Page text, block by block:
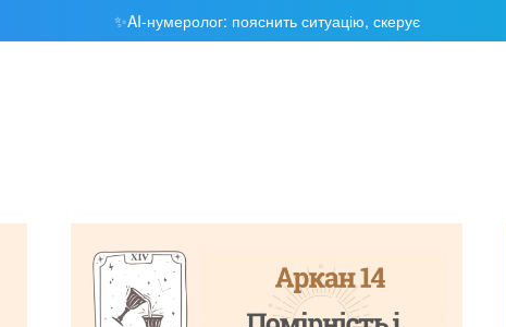
✨AI-нумеролог: пояснить ситуацію, скерує